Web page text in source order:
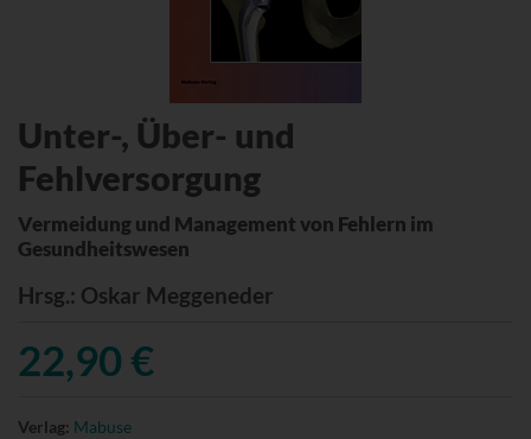
Unter-, Über- und
Fehlversorgung
Vermeidung und Management von Fehlern im
Gesundheitswesen
Hrsg.: Oskar Meggeneder
22,90 €
Verlag: Mabuse